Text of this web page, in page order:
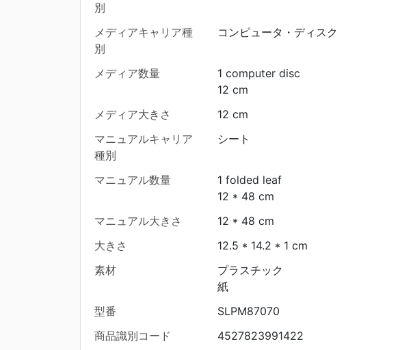
別
メディアキャリア種
別
コンピュータ・ディスク
メディア数量
1 computer disc
12 cm
メディア大きさ
12 cm
マニュアルキャリア
種別
シート
マニュアル数量
1 folded leaf
12 * 48 cm
マニュアル大きさ
12 * 48 cm
大きさ
12.5 * 14.2 * 1 cm
素材
プラスチック
紙
型番
SLPM87070
商品識別コード
4527823991422